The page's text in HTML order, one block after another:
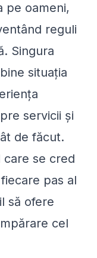
pe oameni,
reguli
Singura
situația
servicii și
de făcut.
care se cred
pas al
să ofere
cel